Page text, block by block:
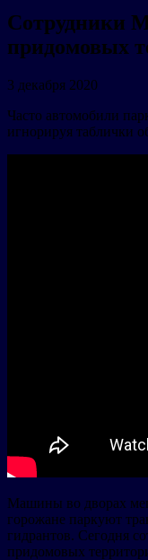
Сотрудники
придомовых
3 декабря 2020
Часто автомобили
игнорируя таблички
Машины во дворах
горожане паркуют
гидрантов. Сегодня
придомовых